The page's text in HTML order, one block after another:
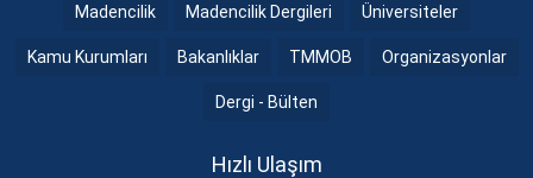
Madencilik Madencilik Dergileri Üniversiteler
Kamu Kurumları Bakanlıklar TMMOB Organizasyonlar
Dergi - Bülten
Hızlı Ulaşım